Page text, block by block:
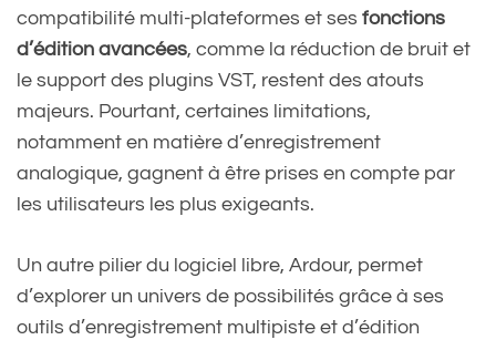
compatibilité multi-plateformes et ses fonctions
d’édition avancées, comme la réduction de bruit et
le support des plugins VST, restent des atouts
majeurs. Pourtant, certaines limitations,
notamment en matière d’enregistrement
analogique, gagnent à être prises en compte par
les utilisateurs les plus exigeants.
Un autre pilier du logiciel libre, Ardour, permet
d’explorer un univers de possibilités grâce à ses
outils d’enregistrement multipiste et d’édition